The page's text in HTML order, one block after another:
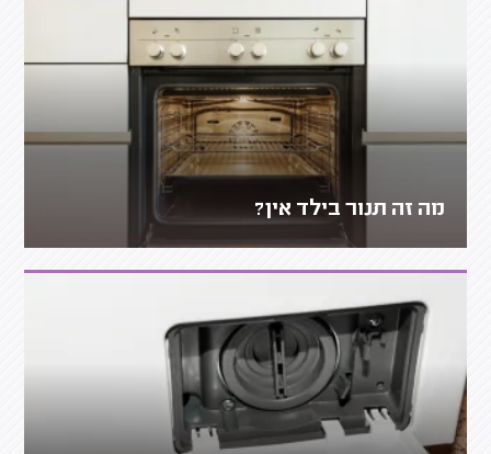
מה זה תנור בילד אין?